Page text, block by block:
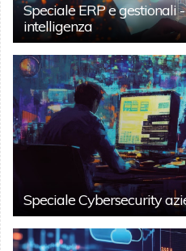
Speciale ERP e gestionali
intelligenza
Speciale Cybersecurity